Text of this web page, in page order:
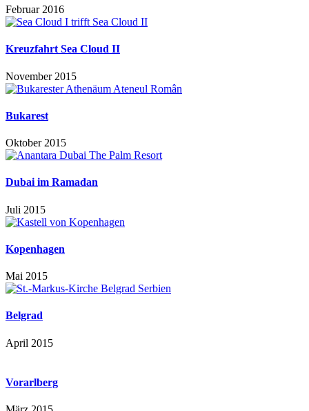
Februar 2016
Kreuzfahrt Sea Cloud II
November 2015
Bukarest
Oktober 2015
Dubai im Ramadan
Juli 2015
Kopenhagen
Mai 2015
Belgrad
April 2015
Vorarlberg